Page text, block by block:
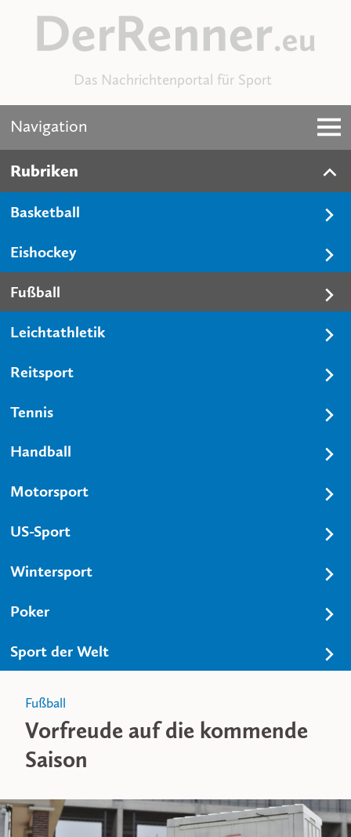
Das Nachrichtenportal für Sport
Navigation
Rubriken
Basketball
Eishockey
Fußball
Leichtathletik
Reitsport
Tennis
Handball
Motorsport
US-Sport
Wintersport
Poker
Sport der Welt
Fußball
Vorfreude auf die kommende
Saison